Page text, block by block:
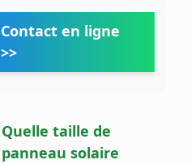
Contact en ligne
>>
Quelle taille de
panneau solaire